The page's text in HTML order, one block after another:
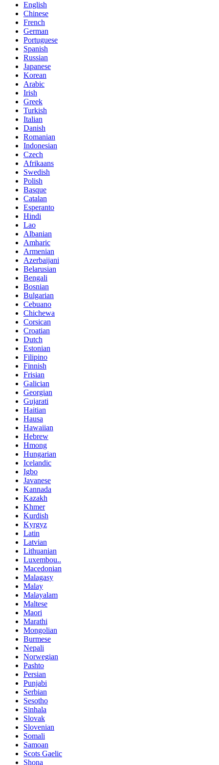
English
Chinese
French
German
Portuguese
Spanish
Russian
Japanese
Korean
Arabic
Irish
Greek
Turkish
Italian
Danish
Romanian
Indonesian
Czech
Afrikaans
Swedish
Polish
Basque
Catalan
Esperanto
Hindi
Lao
Albanian
Amharic
Armenian
Azerbaijani
Belarusian
Bengali
Bosnian
Bulgarian
Cebuano
Chichewa
Corsican
Croatian
Dutch
Estonian
Filipino
Finnish
Frisian
Galician
Georgian
Gujarati
Haitian
Hausa
Hawaiian
Hebrew
Hmong
Hungarian
Icelandic
Igbo
Javanese
Kannada
Kazakh
Khmer
Kurdish
Kyrgyz
Latin
Latvian
Lithuanian
Luxembou..
Macedonian
Malagasy
Malay
Malayalam
Maltese
Maori
Marathi
Mongolian
Burmese
Nepali
Norwegian
Pashto
Persian
Punjabi
Serbian
Sesotho
Sinhala
Slovak
Slovenian
Somali
Samoan
Scots Gaelic
Shona